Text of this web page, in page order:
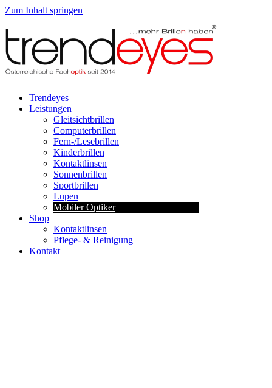
Zum Inhalt springen
Trendeyes
Leistungen
Gleitsichtbrillen
Computerbrillen
Fern-/Lesebrillen
Kinderbrillen
Kontaktlinsen
Sonnenbrillen
Sportbrillen
Lupen
Mobiler Optiker
Shop
Kontaktlinsen
Pflege- & Reinigung
Kontakt